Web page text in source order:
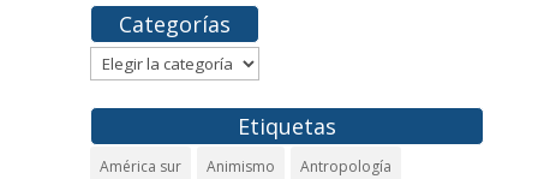
Categorías
Categorías
Etiquetas
América sur Animismo Antropología